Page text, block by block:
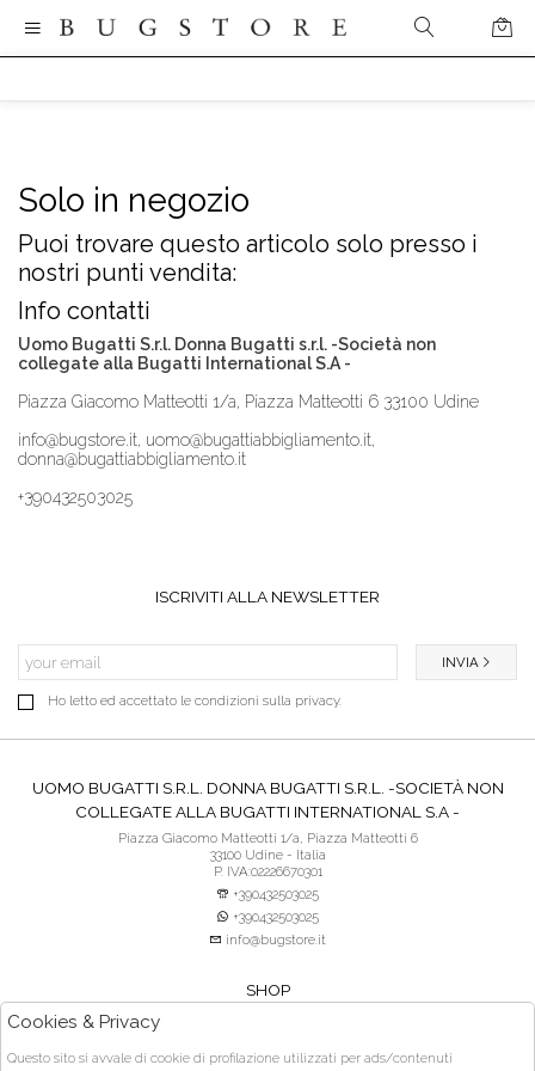
Solo in negozio
Puoi trovare questo articolo solo presso i
nostri punti vendita:
Info contatti
Uomo Bugatti S.r.l. Donna Bugatti s.r.l. -Società non
collegate alla Bugatti International S.A -
Piazza Giacomo Matteotti 1/a, Piazza Matteotti 6 33100 Udine
info@bugstore.it, uomo@bugattiabbigliamento.it,
donna@bugattiabbigliamento.it
+390432503025
ISCRIVITI ALLA NEWSLETTER
Ho letto ed accettato le condizioni sulla privacy.
INVIA
UOMO BUGATTI S.R.L. DONNA BUGATTI S.R.L. -SOCIETÀ NON
COLLEGATE ALLA BUGATTI INTERNATIONAL S.A -
Piazza Giacomo Matteotti 1/a, Piazza Matteotti 6
33100 Udine - Italia
P. IVA:02226670301
+390432503025
+390432503025
info@bugstore.it
SHOP
ACQUISTO SICURO
Cookies & Privacy
Questo sito si avvale di cookie di profilazione utilizzati per ads/contenuti